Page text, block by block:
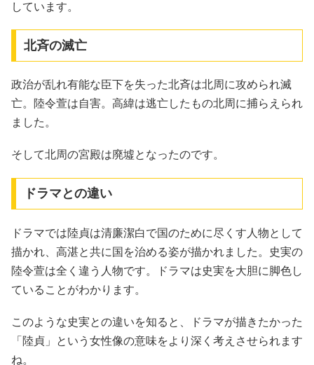
しています。
北斉の滅亡
政治が乱れ有能な臣下を失った北斉は北周に攻められ滅
亡。陸令萱は自害。高緯は逃亡したもの北周に捕らえられ
ました。
そして北周の宮殿は廃墟となったのです。
ドラマとの違い
ドラマでは陸貞は清廉潔白で国のために尽くす人物として
描かれ、高湛と共に国を治める姿が描かれました。史実の
陸令萱は全く違う人物です。ドラマは史実を大胆に脚色し
ていることがわかります。
このような史実との違いを知ると、ドラマが描きたかった
「陸貞」という女性像の意味をより深く考えさせられます
ね。